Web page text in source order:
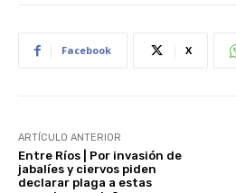
Facebook X
ARTÍCULO ANTERIOR
Entre Ríos | Por invasión de
jabalíes y ciervos piden
declarar plaga a estas